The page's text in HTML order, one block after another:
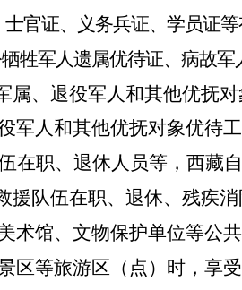
官证、义务兵证、学员证等
牲军人遗属优待证、病故军
属、退役军人和其他优抚
军人和其他优抚对象优待
在职、退休人员等，西藏
援队伍在职、退休、残疾
术馆、文物保护单位等公
区等旅游区（点）时，享